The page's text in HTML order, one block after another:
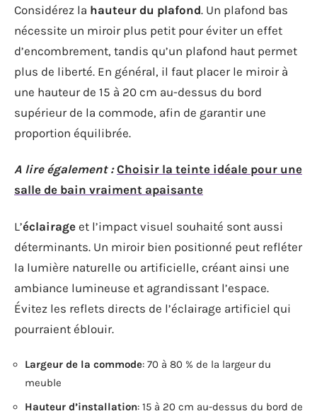
Considérez la hauteur du plafond. Un plafond bas
nécessite un miroir plus petit pour éviter un effet
d’encombrement, tandis qu’un plafond haut permet
plus de liberté. En général, il faut placer le miroir à
une hauteur de 15 à 20 cm au-dessus du bord
supérieur de la commode, afin de garantir une
proportion équilibrée.
A lire également : Choisir la teinte idéale pour une
salle de bain vraiment apaisante
L’éclairage et l’impact visuel souhaité sont aussi
déterminants. Un miroir bien positionné peut refléter
la lumière naturelle ou artificielle, créant ainsi une
ambiance lumineuse et agrandissant l’espace.
Évitez les reflets directs de l’éclairage artificiel qui
pourraient éblouir.
Largeur de la commode: 70 à 80 % de la largeur du
meuble
Hauteur d’installation: 15 à 20 cm au-dessus du bord de